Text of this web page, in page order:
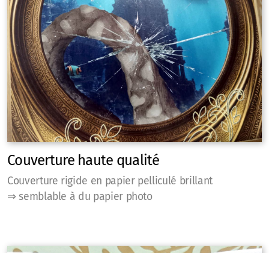
Couverture haute qualité
Couverture rigide en papier pelliculé brillant
⇒ semblable à du papier photo